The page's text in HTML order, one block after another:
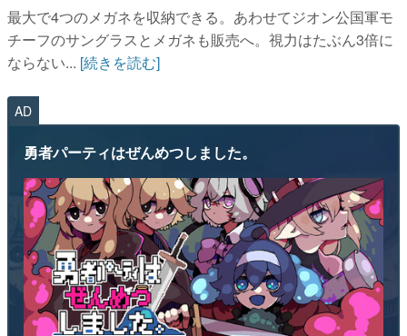
電ファミニコゲーマーとは？
運営：株式会社マレ
最大で4つのメガネを収納できる。あわせてジオン公国軍モ
チーフのサングラスとメガネも販売へ。視力はたぶん3倍に
ならない... [続きを読む]
AD
勇者パーティはぜんめつしました。